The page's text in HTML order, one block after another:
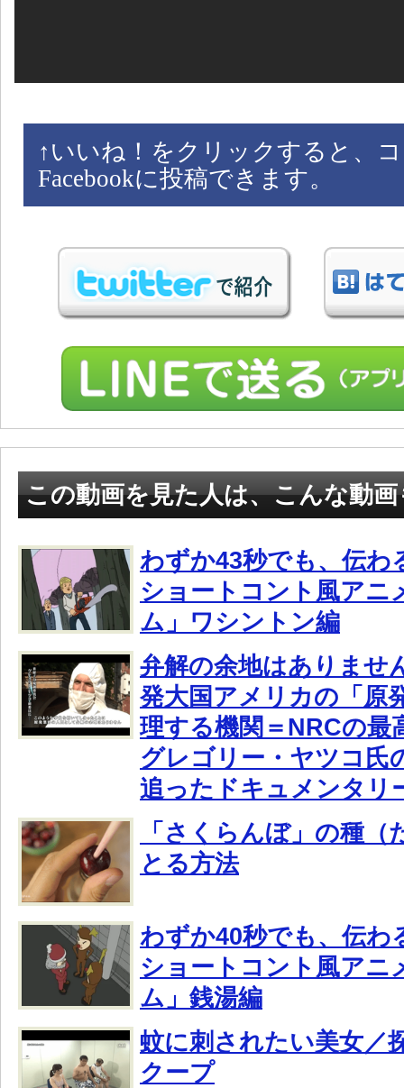
↑ いいね！をクリックすると、
Facebookに投稿できます。
この動画を見た人は、こんな動
わずか43秒でも、伝わ
ショートコント風アニ
ム」ワシントン編
弁解の余地はありませ
発大国アメリカの「原
理する機関＝NRCの最
グレゴリー・ヤツコ氏
追ったドキュメンタリ
「さくらんぼ」の種（
とる方法
わずか40秒でも、伝わ
ショートコント風アニ
ム」銭湯編
蚊に刺されたい美女／
クープ